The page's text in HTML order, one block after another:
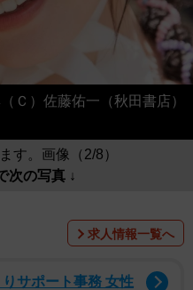
Ｃ）佐藤佑一（秋田書店）
す。画像（2/8）
次の写真 ↓
求人情報一覧へ
りサポート事務 女性